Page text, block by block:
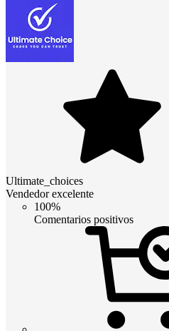
Ultimate_choices
Vendedor excelente
100%
Comentarios positivos